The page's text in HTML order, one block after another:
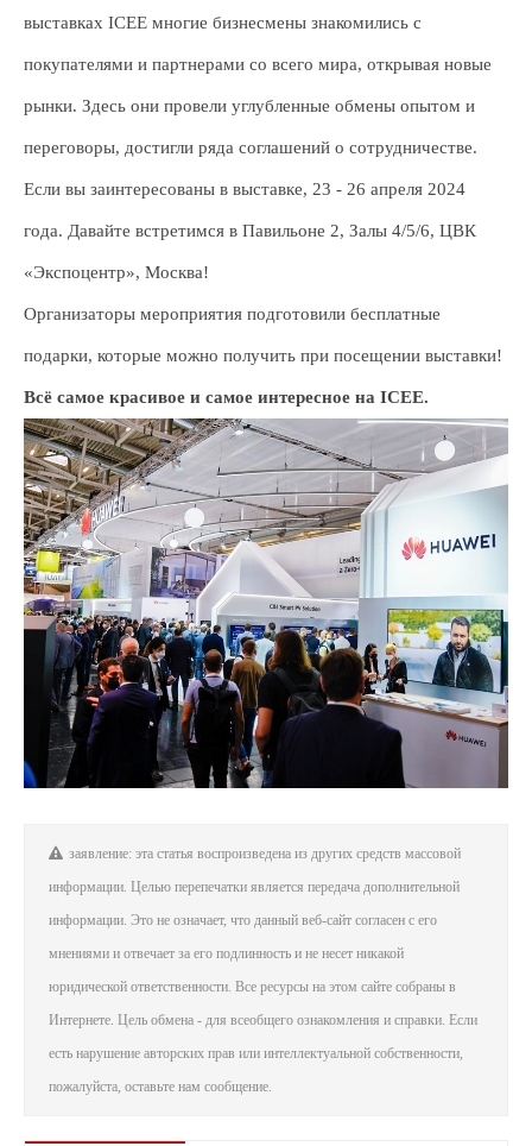
выставках ICEE многие бизнесмены знакомились с
покупателями и партнерами со всего мира, открывая новые
рынки. Здесь они провели углубленные обмены опытом и
переговоры, достигли ряда соглашений о сотрудничестве.
Если вы заинтересованы в выставке, 23 - 26 апреля 2024
года. Давайте встретимся в Павильоне 2, Залы 4/5/6, ЦВК
«Экспоцентр», Москва!
Организаторы мероприятия подготовили бесплатные
подарки, которые можно получить при посещении выставки!
Всё самое красивое и самое интересное на ICEE.
заявление: эта статья воспроизведена из других средств массовой
информации. Целью перепечатки является передача дополнительной
информации. Это не означает, что данный веб-сайт согласен с его
мнениями и отвечает за его подлинность и не несет никакой
юридической ответственности. Все ресурсы на этом сайте собраны в
Интернете. Цель обмена - для всеобщего ознакомления и справки. Если
есть нарушение авторских прав или интеллектуальной собственности,
пожалуйста, оставьте нам сообщение.